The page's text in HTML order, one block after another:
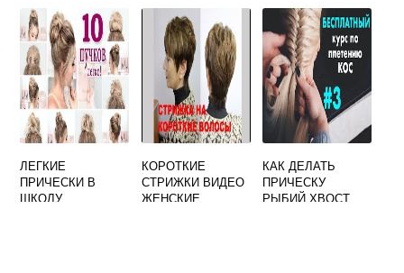
НА ГОЛОВЕ
ВРЕДА ДЛЯ
ВОЛОС
ЛЕГКИЕ
ПРИЧЕСКИ В
ШКОЛУ
КОРОТКИЕ
СТРИЖКИ ВИДЕО
ЖЕНСКИЕ
КАК ДЕЛАТЬ
ПРИЧЕСКУ
РЫБИЙ ХВОСТ